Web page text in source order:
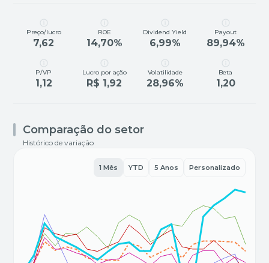
Preço/lucro
7,62
ROE
14,70%
Dividend Yield
6,99%
Payout
89,94%
P/VP
1,12
Lucro por ação
R$ 1,92
Volatilidade
28,96%
Beta
1,20
Comparação do setor
Histórico de variação
1 Mês YTD 5 Anos Personalizado